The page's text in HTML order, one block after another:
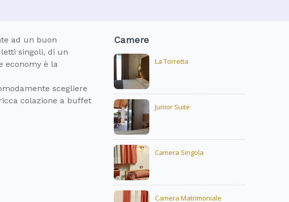
ad un buon
singoli, di un
economy è la
scegliere
colazione a buffet
Camere
La Torretta
Junior Suite
Camera Singola
Camera Matrimoniale